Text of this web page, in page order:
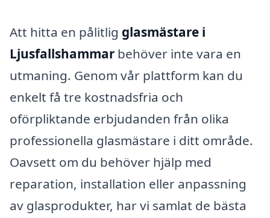
Att hitta en pålitlig glasmästare i
Ljusfallshammar behöver inte vara en
utmaning. Genom vår plattform kan du
enkelt få tre kostnadsfria och
oförpliktande erbjudanden från olika
professionella glasmästare i ditt område.
Oavsett om du behöver hjälp med
reparation, installation eller anpassning
av glasprodukter, har vi samlat de bästa